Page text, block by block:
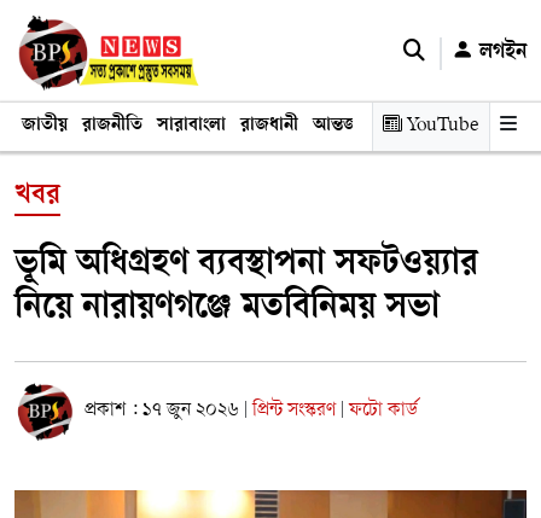
লগইন
জাতীয় রাজনীতি সারাবাংলা রাজধানী আন্তর্জাতিক অর্থনীতি তথ্য
YouTube
খবর
ভূমি অধিগ্রহণ ব্যবস্থাপনা সফটওয়্যার
নিয়ে নারায়ণগঞ্জে মতবিনিময় সভা
প্রকাশ : ১৭ জুন ২০২৬ প্রিন্ট সংস্করণ ফটো কার্ড